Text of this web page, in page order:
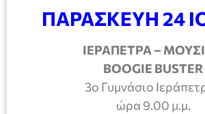
ΠΑΡΑΣΚΕΥΗ 24
ΙΕΡΑΠΕΤΡΑ –
BOOGIE BUSTER
3ο Γυμνάσιο
ώρα 9.00 μ.μ.